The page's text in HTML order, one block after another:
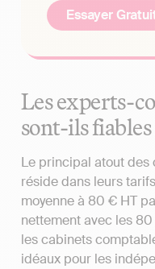
Essayer
Les experts-
sont-ils fiables
Le principal atout
réside dans leurs
moyenne à 80 € HT
nettement avec les
les cabinets
idéaux pour les